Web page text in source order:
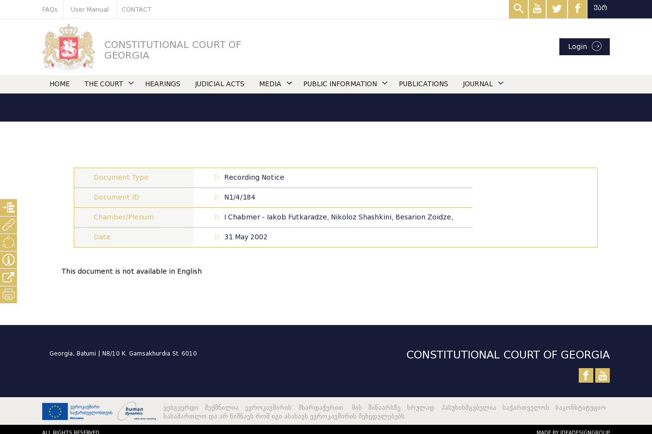
FAQs User Manual CONTACT ქარ
CONSTITUTIONAL COURT OF
GEORGIA
Login
HOME THE COURT HEARINGS JUDICIAL ACTS MEDIA PUBLIC INFORMATION PUBLICATIONS JOURNAL
Document Type Recording Notice
Document ID N1/4/184
Chamber/Plenum I Chabmer - Iakob Futkaradze, Nikoloz Shashkini, Besarion Zoidze,
Date 31 May 2002
This document is not available in English
Georgia, Batumi | N8/10 K. Gamsakhurdia St. 6010 CONSTITUTIONAL COURT OF GEORGIA
ვებგვერდი შექმნილია ევროკავშირის მხარდაჭერით. მის შინაარსზე სრულად პასუხისმგებელია საქართველოს საკონსტიტუციო
სასამართლო და არ ნიშნავს რომ იგი ასახავს ევროკავშირის შეხედულებებს.
ALL RIGHTS RESERVED MADE BY IDEADESIGNGROUP